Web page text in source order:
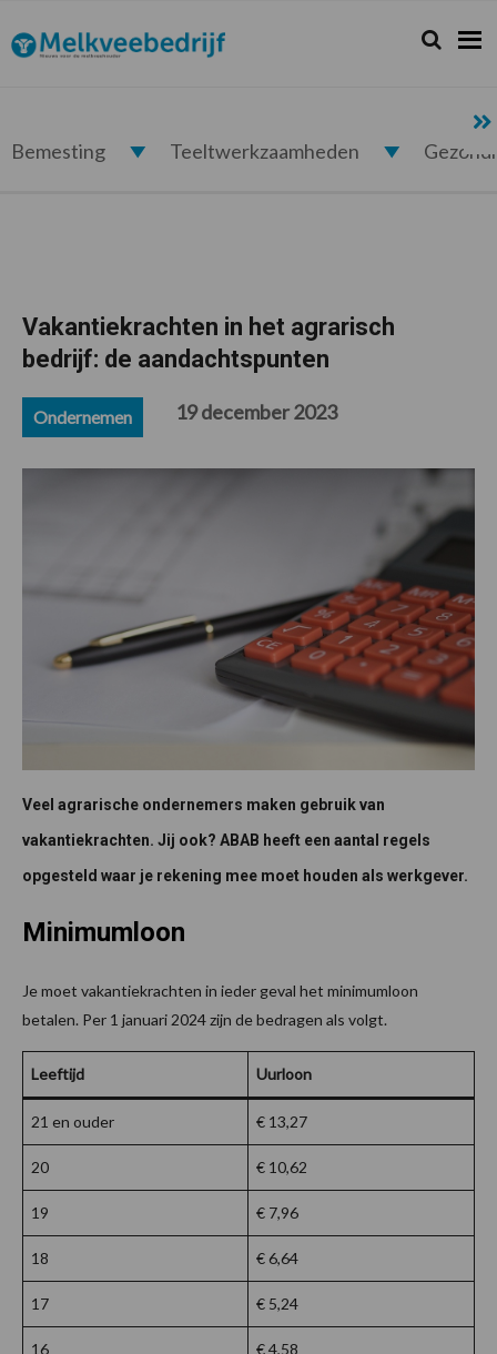
de
hoofdnavigatie
de
hoofd
de
eerste
de
voettekst
Melkveebedrijf.nl Zoeken...
Zoek
Bemesting Teeltwerkzaamheden
Vakantiekrachten in het agrarisch
bedrijf: de aandachtspunten
Ondernemen 19 december 2023
Veel agrarische ondernemers maken gebruik van
vakantiekrachten. Jij ook? ABAB heeft een aantal regels
opgesteld waar je rekening mee moet houden als werkgever.
Minimumloon
Je moet vakantiekrachten in ieder geval het minimumloon
betalen. Per 1 januari 2024 zijn de bedragen als volgt.
Leeftijd Uurloon
21 en ouder € 13,27
20 € 10,62
19 € 7,96
18 € 6,64
17 € 5,24
16 € 4,58